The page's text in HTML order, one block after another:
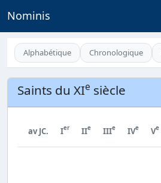
Nominis
Alphabétique Chronologique
Saints du XIe siècle
av JC. Ier IIe IIIe IVe Ve